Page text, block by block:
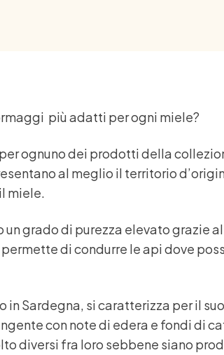
più adatti per ogni miele?
ognuno dei prodotti della
al meglio il territorio
miele.
un grado di purezza elevato grazie
di condurre le api dove
in Sardegna, si caratterizza per il
con note di edera e fondi di
diversi fra loro sebbene siano